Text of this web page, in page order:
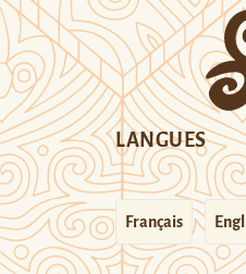
LANGUES
Français